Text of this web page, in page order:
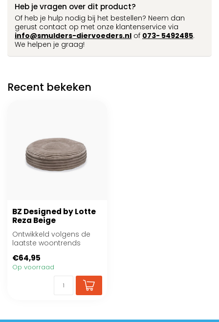
Heb je vragen over dit product?
Of heb je hulp nodig bij het bestellen? Neem dan
gerust contact op met onze klantenservice via
info@smulders-diervoeders.nl of 073- 5492485.
We helpen je graag!
Recent bekeken
BZ Designed by Lotte
Reza Beige
Ontwikkeld volgens de
laatste woontrends
€64,95
Op voorraad